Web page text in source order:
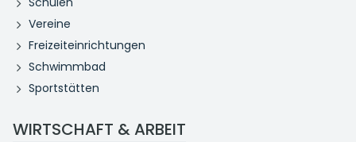
Vereine
Freizeiteinrichtungen
Schwimmbad
Sportstätten
WIRTSCHAFT & ARBEIT